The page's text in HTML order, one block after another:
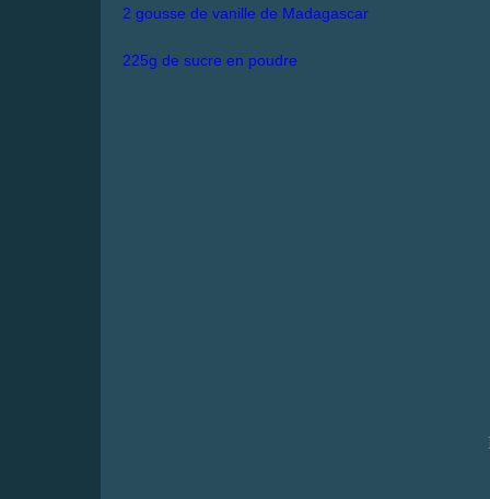
2 gousse de vanille de Madagascar
225g de sucre en poudre